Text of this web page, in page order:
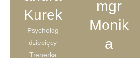
Kurek
Psycholog
dziecięcy
Trenerka
mgr
Monik
a